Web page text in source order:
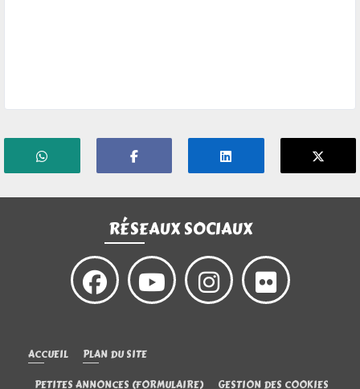
RÉSEAUX SOCIAUX
ACCUEIL PLAN DU SITE
PETITES ANNONCES (FORMULAIRE) GESTION DES COOKIES